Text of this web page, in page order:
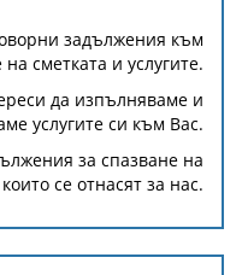
задължения към
сметката и услугите.
да изпълняваме и
услугите си към Вас.
за спазване на
се отнасят за нас.